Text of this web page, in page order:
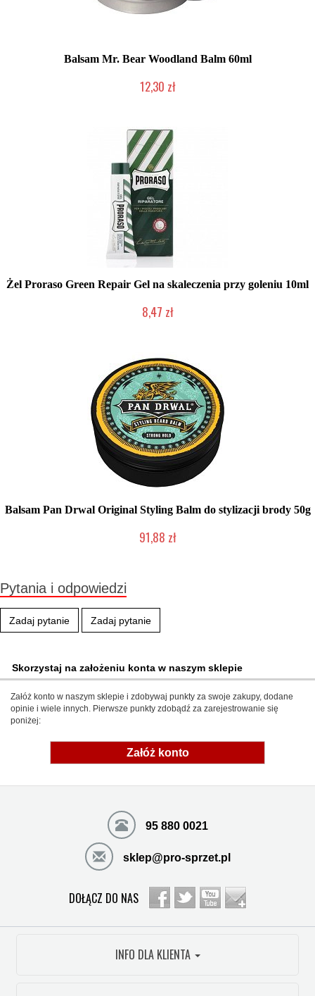
Balsam Mr. Bear Woodland Balm 60ml
12,30 zł
Żel Proraso Green Repair Gel na skaleczenia przy goleniu 10ml
8,47 zł
Balsam Pan Drwal Original Styling Balm do stylizacji brody 50g
91,88 zł
Pytania i odpowiedzi
Zadaj pytanie Zadaj pytanie
Skorzystaj na założeniu konta w naszym sklepie
Załóż konto w naszym sklepie i zdobywaj punkty za swoje zakupy, dodane
opinie i wiele innych. Pierwsze punkty zdobądź za zarejestrowanie się
poniżej:
Załóż konto
95 880 0021
sklep@pro-sprzet.pl
DOŁĄCZ DO NAS
INFO DLA KLIENTA